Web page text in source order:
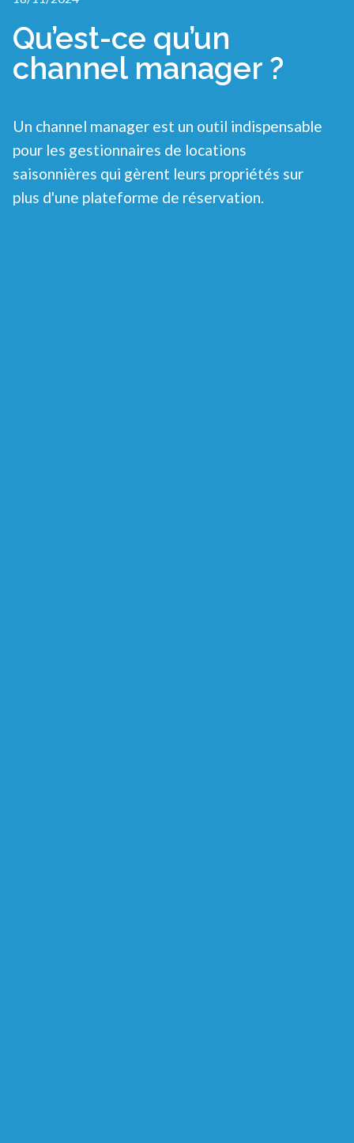
Qu’est-ce qu’un
channel manager ?
Un channel manager est un outil indispensable
pour les gestionnaires de locations
saisonnières qui gèrent leurs propriétés sur
plus d'une plateforme de réservation.